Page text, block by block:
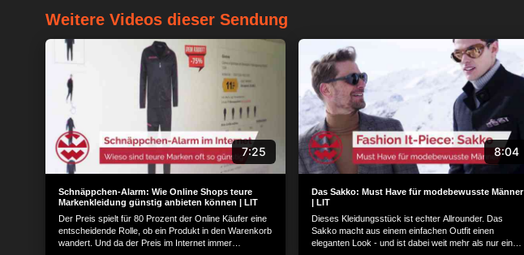
Weitere Videos dieser Sendung
7:25
Schnäppchen-Alarm: Wie Online Shops teure
Markenkleidung günstig anbieten können | LIT
Der Preis spielt für 80 Prozent der Online Käufer eine
entscheidende Rolle, ob ein Produkt in den Warenkorb
wandert. Und da der Preis im Internet immer
8:04
Das Sakko: Must Have für modebewusste Männer
| LIT
Dieses Kleidungsstück ist echter Allrounder. Das
Sakko macht aus einem einfachen Outfit einen
eleganten Look - und ist dabei weit mehr als nur eine